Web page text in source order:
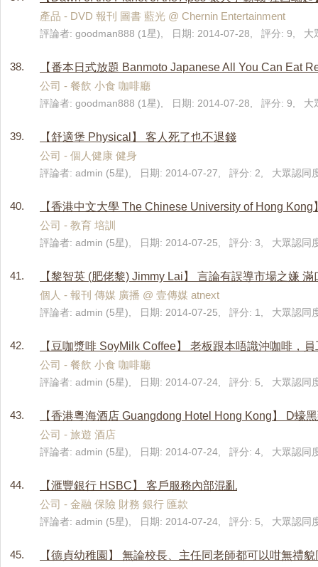
產品 - DVD 報刊 圖書 藍光 @ Chernin Entertainment
評論者: goodman888 (1星), 日期: 2014-07-28, 評分: 9, 大
38.
【番本日式放題 Banmoto Japanese All You Can Eat
公司 - 餐飲 小食 咖啡廳
評論者: goodman888 (1星), 日期: 2014-07-28, 評分: 9, 大
39.
【舒適堡 Physical】 客人死了也不退錢
公司 - 個人健康 健身
評論者: admin (5星), 日期: 2014-07-27, 評分: 2, 大眾認同
40.
【香港中文大學 The Chinese University of Hong
公司 - 教育 培訓
評論者: admin (5星), 日期: 2014-07-25, 評分: 3, 大眾認同
41.
【黎智英 (肥佬黎) Jimmy Lai】 言論有誤導市場之嫌 滿
個人 - 報刊 傳媒 廣播 @ 壹傳媒 atnext
評論者: admin (5星), 日期: 2014-07-25, 評分: 1, 大眾認同
42.
【豆咖漿啡 SoyMilk Coffee】 老板跟本唔識沖咖啡，
公司 - 餐飲 小食 咖啡廳
評論者: admin (5星), 日期: 2014-07-24, 評分: 5, 大眾認同
43.
【香港粵海酒店 Guangdong Hotel Hong Kong】 D蠔
公司 - 旅遊 酒店
評論者: admin (5星), 日期: 2014-07-24, 評分: 4, 大眾認同
44.
【滙豐銀行 HSBC】 客戶服務內部混亂
公司 - 金融 保險 財務 銀行 匯款
評論者: admin (5星), 日期: 2014-07-24, 評分: 5, 大眾認同
45.
【德貞幼稚園】 無論校長、主任同老師都可以咁無禮